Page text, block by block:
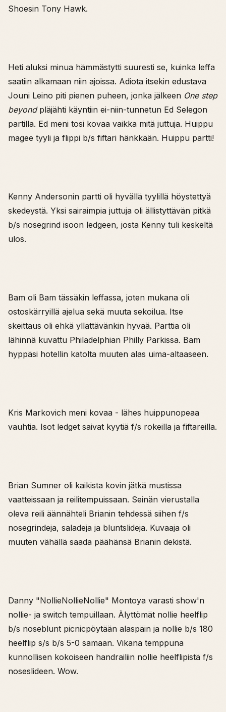
Shoesin Tony Hawk.
Heti aluksi minua hämmästytti suuresti se, kuinka leffa
saatiin alkamaan niin ajoissa. Adiota itsekin edustava
Jouni Leino piti pienen puheen, jonka jälkeen One step
beyondpläjähti käyntiin ei-niin-tunnetun Ed Selegon
partilla. Ed meni tosi kovaa vaikka mitä juttuja. Huippu
magee tyyli ja flippi b/s fiftari hänkkään. Huippu partti!
Kenny Andersonin partti oli hyvällä tyylillä höystettyä
skedeystä. Yksi sairaimpia juttuja oli ällistyttävän pitkä
b/s nosegrind isoon ledgeen, josta Kenny tuli keskeltä
ulos.
Bam oli Bam tässäkin leffassa, joten mukana oli
ostoskärryillä ajelua sekä muuta sekoilua. Itse
skeittaus oli ehkä yllättävänkin hyvää. Parttia oli
lähinnä kuvattu Philadelphian Philly Parkissa. Bam
hyppäsi hotellin katolta muuten alas uima-altaaseen.
Kris Markovich meni kovaa - lähes huippunopeaa
vauhtia. Isot ledget saivat kyytiä f/s rokeilla ja fiftareilla.
Brian Sumner oli kaikista kovin jätkä mustissa
vaatteissaan ja reilitempuissaan. Seinän vierustalla
oleva reili äännähteli Brianin tehdessä siihen f/s
nosegrindeja, saladeja ja bluntslideja. Kuvaaja oli
muuten vähällä saada päähänsä Brianin dekistä.
Danny "NollieNollieNollie" Montoya varasti show'n
nollie- ja switch tempuillaan. Älyttömät nollie heelflip
b/s noseblunt picnicpöytään alaspäin ja nollie b/s 180
heelflip s/s b/s 5-0 samaan. Vikana temppuna
kunnollisen kokoiseen handrailiin nollie heelflipistä f/s
noseslideen. Wow.